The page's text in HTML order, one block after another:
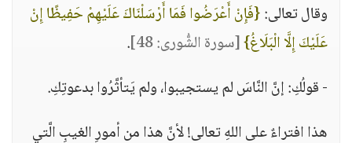
وقال تعالى:{فَإِنْ أَعْرَضُوا فَمَا أَرْسَلْنَاكَ عَلَيْهِمْ حَفِيظًا إِنْ
عَلَيْكَ إِلَّا الْبَلَاغُ}[سورة الشُّورى: 48]
.
- قولُكِ: إنَّ النَّاسَ لم يستجيبوا، ولم يَتأثَّرُوا بدعوتِكِ.
هذا افتراءٌ على اللهِ تعالى! لأنَّ هذا من أمورِ الغيبِ الَّتي